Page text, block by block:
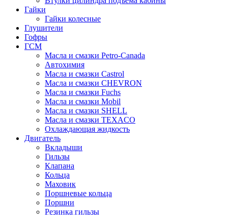
Гайки
Гайки колесные
Глушители
Гофры
ГСМ
Масла и смазки Petro-Canada
Автохимия
Масла и смазки Castrol
Масла и смазки CHEVRON
Масла и смазки Fuchs
Масла и смазки Mobil
Масла и смазки SHELL
Масла и смазки TEXACO
Охлаждающая жидкость
Двигатель
Вкладыши
Гильзы
Клапана
Кольца
Маховик
Поршневые кольца
Поршни
Резинка гильзы